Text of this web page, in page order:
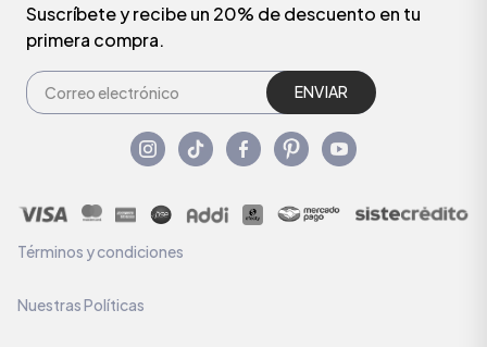
Suscríbete y recibe un 20% de descuento en tu
primera compra.
ENVIAR
Términos y condiciones
Nuestras Políticas